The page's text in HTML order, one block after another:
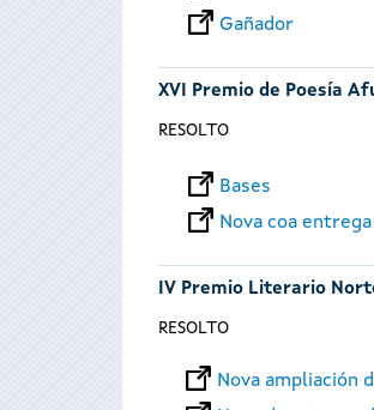
Gañador
XVI Premio de Poesía
RESOLTO
Bases
Nova coa
IV Premio Literario
RESOLTO
Nova ampliación